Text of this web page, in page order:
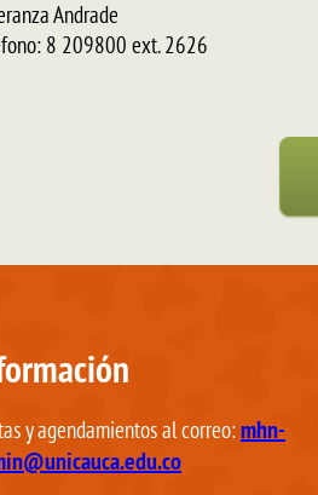
Andrade
8 209800 ext. 2626
y agendamientos al correo:mhn-